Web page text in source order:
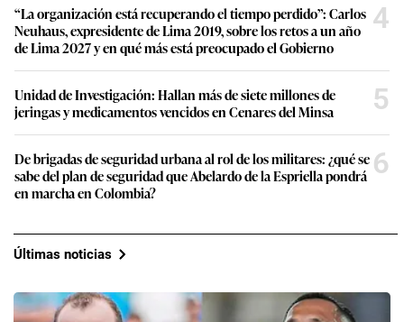
“La organización está recuperando el tiempo perdido”: Carlos
Neuhaus, expresidente de Lima 2019, sobre los retos a un año
de Lima 2027 y en qué más está preocupado el Gobierno
4
Unidad de Investigación: Hallan más de siete millones de
jeringas y medicamentos vencidos en Cenares del Minsa
5
De brigadas de seguridad urbana al rol de los militares: ¿qué se
sabe del plan de seguridad que Abelardo de la Espriella pondrá
en marcha en Colombia?
6
Últimas noticias